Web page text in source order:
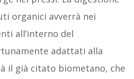
organici avverrà nei
all’interno del
adattati alla
il già citato biometano, che